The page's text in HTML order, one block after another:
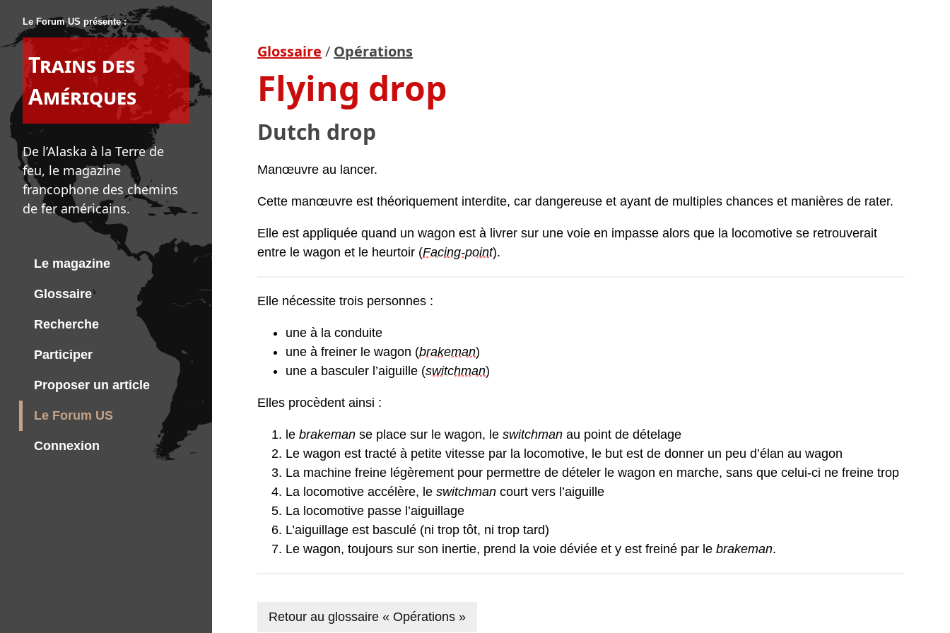
Le Forum US présente :
Trains des
Amériques
De l’Alaska à la Terre de
feu, le magazine
francophone des chemins
de fer américains.
Le magazine
Glossaire
Recherche
Participer
Proposer un article
Le Forum US
Connexion
Glossaire / Opérations
Flying drop
Dutch drop
Manœuvre au lancer.
Cette manœuvre est théoriquement interdite, car dangereuse et ayant de multiples chances et manières de rater.
Elle est appliquée quand un wagon est à livrer sur une voie en impasse alors que la locomotive se retrouverait
entre le wagon et le heurtoir (Facing-point).
Elle nécessite trois personnes :
une à la conduite
une à freiner le wagon (brakeman)
une a basculer l’aiguille (switchman)
Elles procèdent ainsi :
le brakeman se place sur le wagon, le switchman au point de dételage
Le wagon est tracté à petite vitesse par la locomotive, le but est de donner un peu d’élan au wagon
La machine freine légèrement pour permettre de dételer le wagon en marche, sans que celui-ci ne freine trop
La locomotive accélère, le switchman court vers l’aiguille
La locomotive passe l’aiguillage
L’aiguillage est basculé (ni trop tôt, ni trop tard)
Le wagon, toujours sur son inertie, prend la voie déviée et y est freiné par le brakeman.
Retour au glossaire « Opérations »